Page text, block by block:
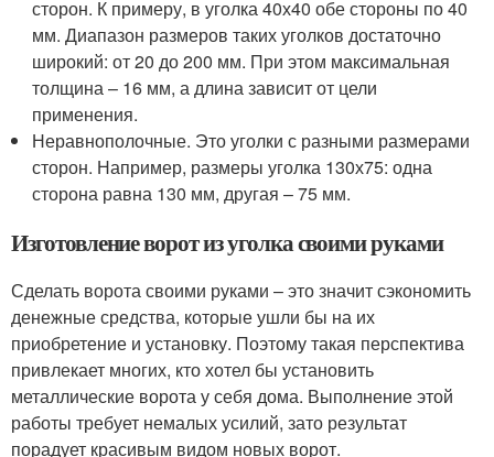
сторон. К примеру, в уголка 40х40 обе стороны по 40
мм. Диапазон размеров таких уголков достаточно
широкий: от 20 до 200 мм. При этом максимальная
толщина – 16 мм, а длина зависит от цели
применения.
Неравнополочные. Это уголки с разными размерами
сторон. Например, размеры уголка 130х75: одна
сторона равна 130 мм, другая – 75 мм.
Изготовление ворот из уголка своими руками
Сделать ворота своими руками – это значит сэкономить
денежные средства, которые ушли бы на их
приобретение и установку. Поэтому такая перспектива
привлекает многих, кто хотел бы установить
металлические ворота у себя дома. Выполнение этой
работы требует немалых усилий, зато результат
порадует красивым видом новых ворот.